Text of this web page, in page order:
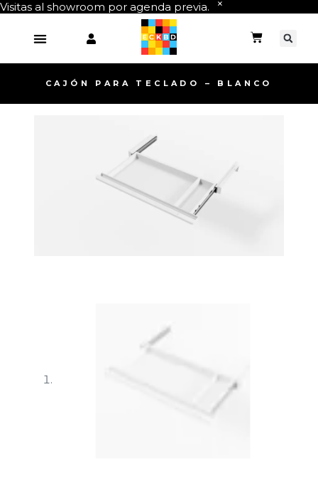
Visitas al showroom por agenda previa.
CAJÓN PARA TECLADO – BLANCO